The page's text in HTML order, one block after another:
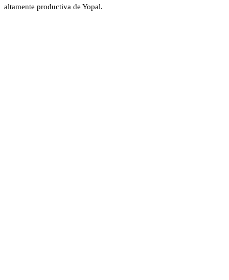
altamente productiva de Yopal.